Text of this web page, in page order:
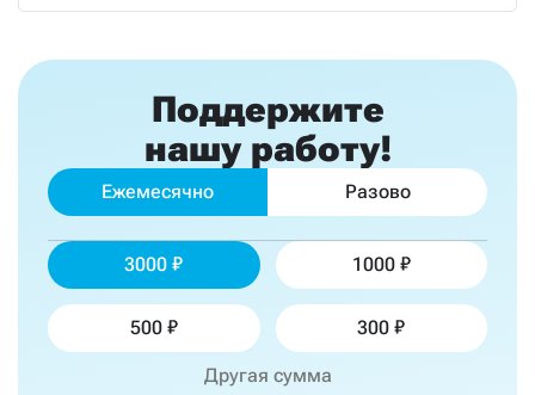
Поддержите
нашу работу!
Ежемесячно Разово
3000 1000
500 300